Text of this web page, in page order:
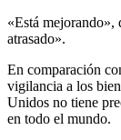
«Está
atrasado».
En comparación
vigilancia a los
Unidos no tiene
en todo el mundo.